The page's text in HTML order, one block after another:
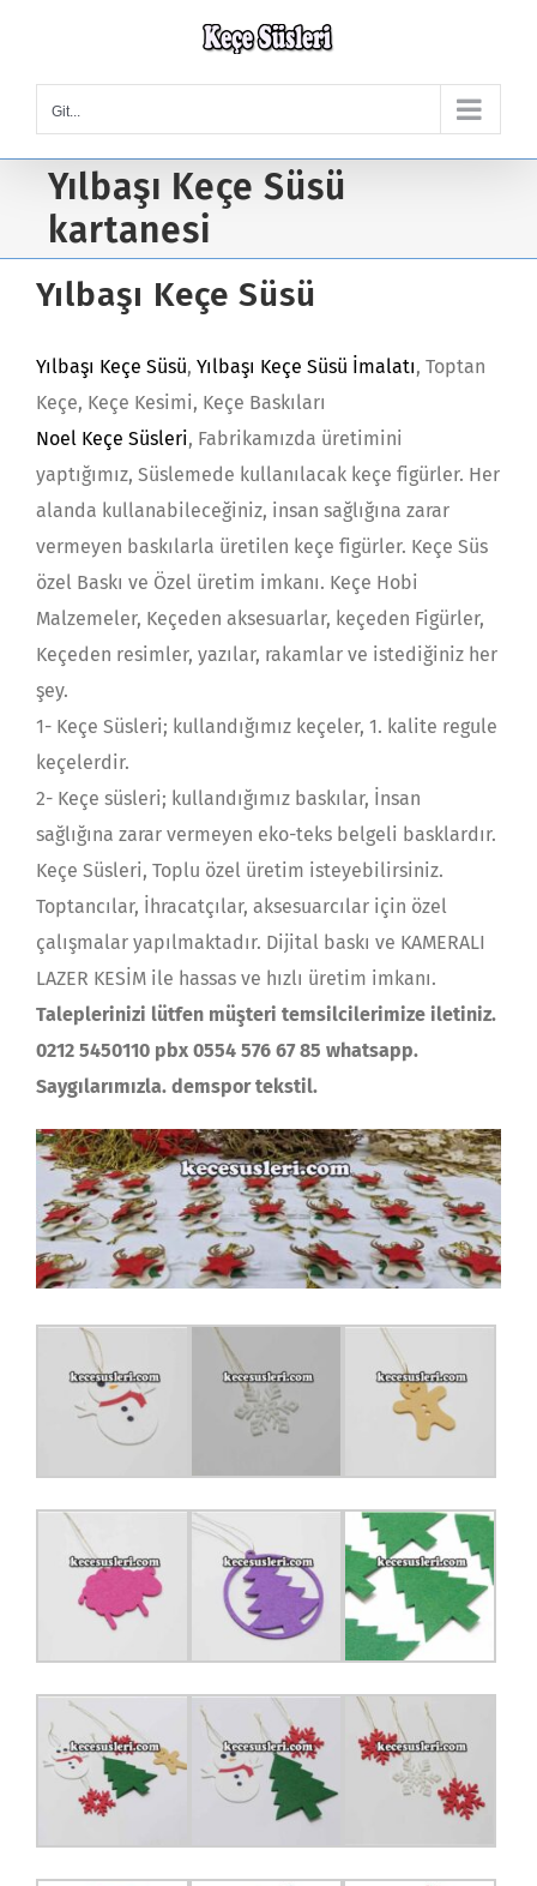
content
Git...
Yılbaşı Keçe Süsü
kartanesi
Yılbaşı Keçe Süsü
Yılbaşı Keçe Süsü, Yılbaşı Keçe Süsü İmalatı, Toptan
Keçe, Keçe Kesimi, Keçe Baskıları
Noel Keçe Süsleri, Fabrikamızda üretimini
yaptığımız, Süslemede kullanılacak keçe figürler. Her
alanda kullanabileceğiniz, insan sağlığına zarar
vermeyen baskılarla üretilen keçe figürler. Keçe Süs
özel Baskı ve Özel üretim imkanı. Keçe Hobi
Malzemeler, Keçeden aksesuarlar, keçeden Figürler,
Keçeden resimler, yazılar, rakamlar ve istediğiniz her
şey.
1- Keçe Süsleri; kullandığımız keçeler, 1. kalite regule
keçelerdir.
2- Keçe süsleri; kullandığımız baskılar, İnsan
sağlığına zarar vermeyen eko-teks belgeli basklardır.
Keçe Süsleri, Toplu özel üretim isteyebilirsiniz.
Toptancılar, İhracatçılar, aksesuarcılar için özel
çalışmalar yapılmaktadır. Dijital baskı ve KAMERALI
LAZER KESİM ile hassas ve hızlı üretim imkanı.
Taleplerinizi lütfen müşteri temsilcilerimize iletiniz.
0212 5450110 pbx 0554 576 67 85 whatsapp.
Saygılarımızla. demspor tekstil.